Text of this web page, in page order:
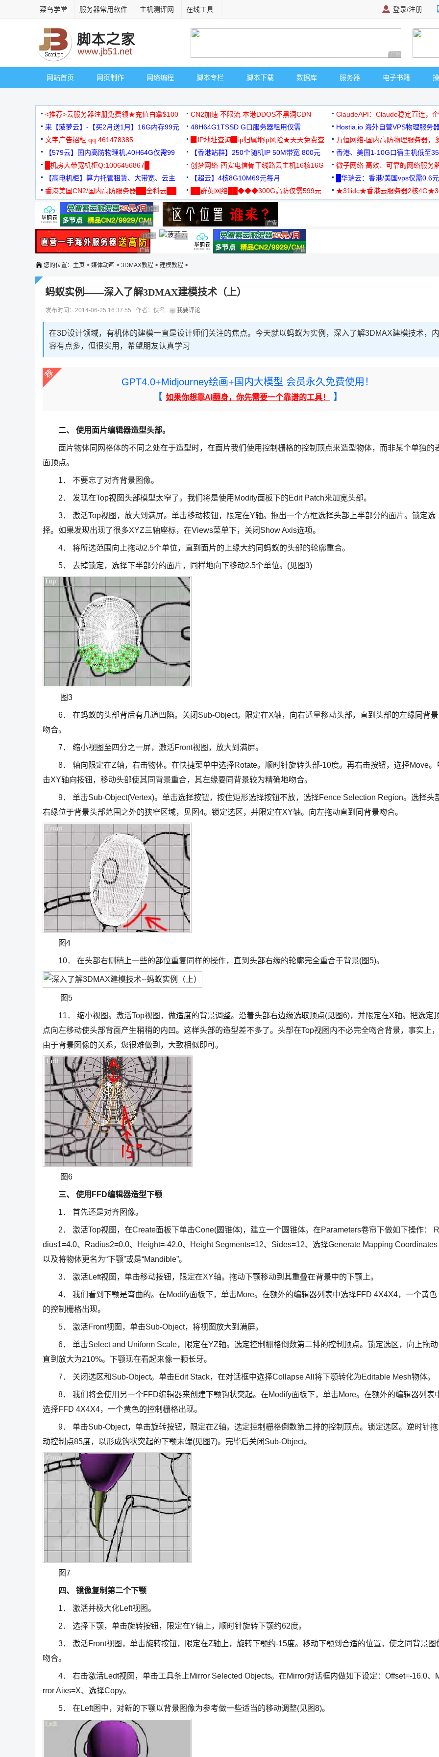
菜鸟学堂 服务器常用软件 主机测评网 在线工具 登录/注册
广告 商业广告，理
网站首页 网页制作 网络编程 脚本专栏 脚本下载 数据库 服务器 电子书籍
<推荐>云服务器注册免费领★充值白拿$100 CN2加速 不限流 本港DDOS不黑洞CDN
ClaudeAPI：Claude稳定直连，
来【菠萝云】-【买2月送1月】16G内存99元
48H64G1TSSD G口服务器租用仅需
3000+可免费测试
Hostia.io 海外自营VPS物理服务
文字广告招租 qq:461478385
▉IP地址查询▉ip归属地ip风险★天天免费查
万恒网络-国内高防物理服务器，
99元/月起
【579云】国内高防物理机,40H64G仅需99
元
【香港站群】250个随机IP 50M带宽 800元
香港、美国1-10G口宿主机低至
█机房大带宽机柜Q:1006456867█
创梦网络-西安电信骨干线路云主机16核16G
88元/月
微子网络 高效、可靠的网络服务
【高电机柜】算力托管租赁、大带宽、云主
机
【超云】4核8G10M69元每月
█华瑞云：香港/美国vps仅需0.6
香港美国CN2/国内高防服务器██全科云██
██群英网络██◆◆◆300G高防仅需599元
◆◆◆
★31idc★香港云服务器2核
广告 商业广告，理性选择
广告 商业广告，理性选择
广告 商业广告，理性选择
广告 商业广告，理性选择
广告 商业广告，理性选择
广告 商业广告，理性选择
广告 商业广告，理性选择
广告 商业广告，理性选择广告 商业广告，理性选择
广告 商业广告，理性选择
您的位置： 主页 > 媒体动画 > 3DMAX教程 > 建模教程 >
蚂蚁实例——深入了解3DMAX建模技术（上）
发布时间：2014-06-25 16:37:55 作者：佚名 我要评论
在3D设计领域，有机体的建模一直是设计师们关注的焦点。今天就以蚂蚁为实例，深入了解3DMAX建模技术，内
容有点多，但很实用，希望朋友认真学习
GPT4.0+Midjourney绘画+国内大模型 会员永久免费使用！
【 如果你想靠AI翻身，你先需要一个靠谱的工具！ 】
二、 使用面片编辑器造型头部。
面片物体同网格体的不同之处在于造型时，在面片我们使用控制栅格的控制顶点来造型物体，而非某个单独的
面顶点。
1． 不要忘了对齐背景图像。
2． 发现在Top视图头部模型太窄了。我们将是使用Modify面板下的Edit Patch来加宽头部。
3． 激活Top视图，放大到满屏。单击移动按钮，限定在Y轴。拖出一个方框选择头部上半部分的面片。锁定选
择。如果发现出现了很多XYZ三轴座标，在Views菜单下，关闭Show Axis选项。
4． 将所选范围向上拖动2.5个单位，直到面片的上缘大约同蚂蚁的头部的轮廓重合。
5． 去掉锁定，选择下半部分的面片，同样地向下移动2.5个单位。(见图3)
图3
6． 在蚂蚁的头部背后有几道凹陷。关闭Sub-Object。限定在X轴，向右适量移动头部，直到头部的左缘同背景
吻合。
7． 缩小视图至四分之一屏，激活Front视图，放大到满屏。
8． 轴向限定在Z轴，右击物体。在快捷菜单中选择Rotate。顺时针旋转头部-10度。再右击按钮，选择Move。
击XY轴向按钮，移动头部使其同背景重合，其左缘要同背景较为精确地吻合。
9． 单击Sub-Object(Vertex)。单击选择按钮，按住矩形选择按钮不放，选择Fence Selection Region。选择头
右缘位于背景头部范围之外的狭窄区域，见图4。锁定选区，并限定在XY轴。向左拖动直到同背景吻合。
图4
10． 在头部右侧稍上一些的部位重复同样的操作，直到头部右缘的轮廓完全重合于背景(图5)。
图5
11． 缩小视图。激活Top视图，做适度的背景调整。沿着头部右边缘选取顶点(见图6)，并限定在X轴。把选定
点向左移动使头部背面产生稍稍的内凹。这样头部的造型差不多了。头部在Top视图内不必完全吻合背景，事实上，
由于背景图像的关系，您很难做到，大致相似即可。
图6
三、 使用FFD编辑器造型下颚
1． 首先还是对齐图像。
2． 激活Top视图，在Create面板下单击Cone(圆锥体)，建立一个圆锥体。在Parameters卷帘下做如下操作：
dius1=4.0、Radius2=0.0、Height=-42.0、Height Segments=12、Sides=12、选择Generate Mapping Coordinates
以及将物体更名为“下颚”或是“Mandible”。
3． 激活Left视图，单击移动按钮，限定在XY轴。拖动下颚移动到其重叠在背景中的下颚上。
4． 我们看到下颚是弯曲的。在Modify面板下，单击More。在额外的编辑器列表中选择FFD 4X4X4，一个黄色
的控制栅格出现。
5． 激活Front视图，单击Sub-Object，将视图放大到满屏。
6． 单击Select and Uniform Scale，限定在YZ轴。选定控制栅格倒数第二排的控制顶点。锁定选区，向上拖动
直到放大为210%。下颚现在看起来像一颗长牙。
7． 关闭选区和Sub-Object。单击Edit Stack，在对话框中选择Collapse All将下颚转化为Editable Mesh物体。
8． 我们将会使用另一个FFD编辑器来创建下颚钩状突起。在Modify面板下，单击More。在额外的编辑器列表
选择FFD 4X4X4，一个黄色的控制栅格出现。
9． 单击Sub-Object，单击旋转按钮，限定在Z轴。选定控制栅格倒数第二排的控制顶点。锁定选区。逆时针拖
动控制点85度，以形成钩状突起的下颚末端(见图7)。完毕后关闭Sub-Object。
图7
四、 镜像复制第二个下颚
1． 激活并极大化Left视图。
2． 选择下颚，单击旋转按钮，限定在Y轴上，顺时针旋转下颚约62度。
3． 激活Front视图，单击旋转按钮，限定在Z轴上，旋转下颚约-15度。移动下颚到合适的位置，使之同背景图
吻合。
4． 右击激活Ledt视图，单击工具条上Mirror Selected Objects。在Mirror对话框内做如下设定：Offset=-16.0、
rror Aixs=X、选择Copy。
5． 在Left图中，对新的下颚以背景图像为参考做一些适当的移动调整(见图8)。